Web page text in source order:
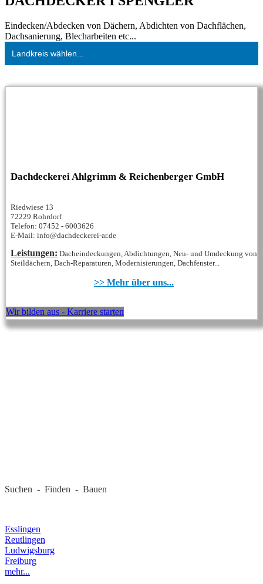
Eindecken/Abdecken von Dächern, Abdichten von Dachflächen,
Dachsanierung, Blecharbeiten etc...
Landkreis wählen...
Dachdeckerei Ahlgrimm & Reichenberger GmbH
Riedwiese 13
72229 Rohrdorf
Telefon: 07452 - 6003626
E-Mail: info@dachdeckerei-ar.de
Leistungen: Dacheindeckungen, Abdichtungen, Neu- und Umdeckung von
Steildächern, Dach-Reparaturen, Modernisierungen, Dachfenster...
>> Mehr über uns...
Wir bilden aus - Karriere starten
Suchen - Finden - Bauen
Esslingen
Reutlingen
Ludwigsburg
Freiburg
mehr...